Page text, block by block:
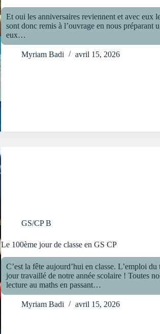
Et oui les anniversaires reviennent et avec eux
sont donc remis à l’ouvrage en nous
eux…
Myriam Badi avril 15, 2026
GS/CP B
Le 100ème jour de classe en GS CP
C’est la fête aujourd’hui en classe. L’emploi
jour travaillé de notre année scolaire ! Toutes
lecture au maths en passant…
Myriam Badi avril 15, 2026